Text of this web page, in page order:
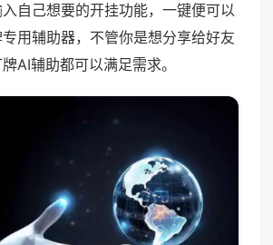
自己想要的开挂功能，一键便可以
用辅助器，不管你是想分享给好友
AI辅助都可以满足需求。